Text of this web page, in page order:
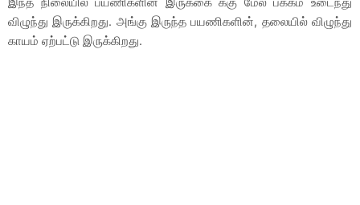
விழுந்து இருக்கிறது. அங்கு இருந்த பயணிகளின், தலையில் விழுந்து
காயம் ஏற்பட்டு இருக்கிறது.